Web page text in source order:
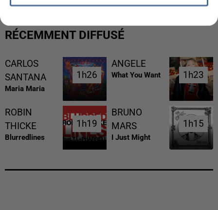
RÉCEMMENT DIFFUSÉ
CARLOS
SANTANA
Maria Maria
1h26
1h26
ANGELE
What You Want 1h23
1h23
ROBIN
THICKE
Blurredlines
1h19
1h19
BRUNO
MARS
I Just Might
1h15
1h15